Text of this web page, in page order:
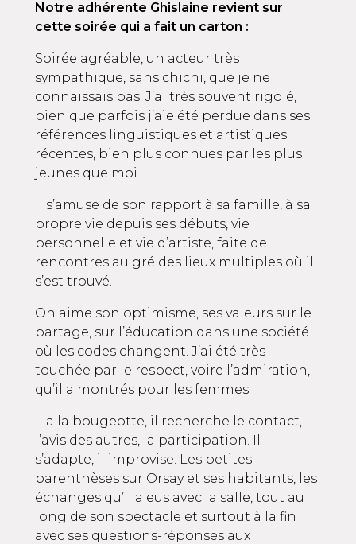
Notre adhérente Ghislaine revient sur
cette soirée qui a fait un carton :
Soirée agréable, un acteur très
sympathique, sans chichi, que je ne
connaissais pas. J’ai très souvent rigolé,
bien que parfois j’aie été perdue dans ses
références linguistiques et artistiques
récentes, bien plus connues par les plus
jeunes que moi.
Il s’amuse de son rapport à sa famille, à sa
propre vie depuis ses débuts, vie
personnelle et vie d’artiste, faite de
rencontres au gré des lieux multiples où il
s’est trouvé.
On aime son optimisme, ses valeurs sur le
partage, sur l’éducation dans une société
où les codes changent. J’ai été très
touchée par le respect, voire l’admiration,
qu’il a montrés pour les femmes.
Il a la bougeotte, il recherche le contact,
l’avis des autres, la participation. Il
s’adapte, il improvise. Les petites
parenthèses sur Orsay et ses habitants, les
échanges qu’il a eus avec la salle, tout au
long de son spectacle et surtout à la fin
avec ses questions-réponses aux